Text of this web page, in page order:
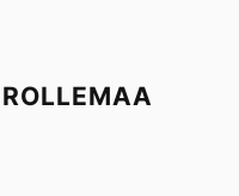
ROLLEMAA